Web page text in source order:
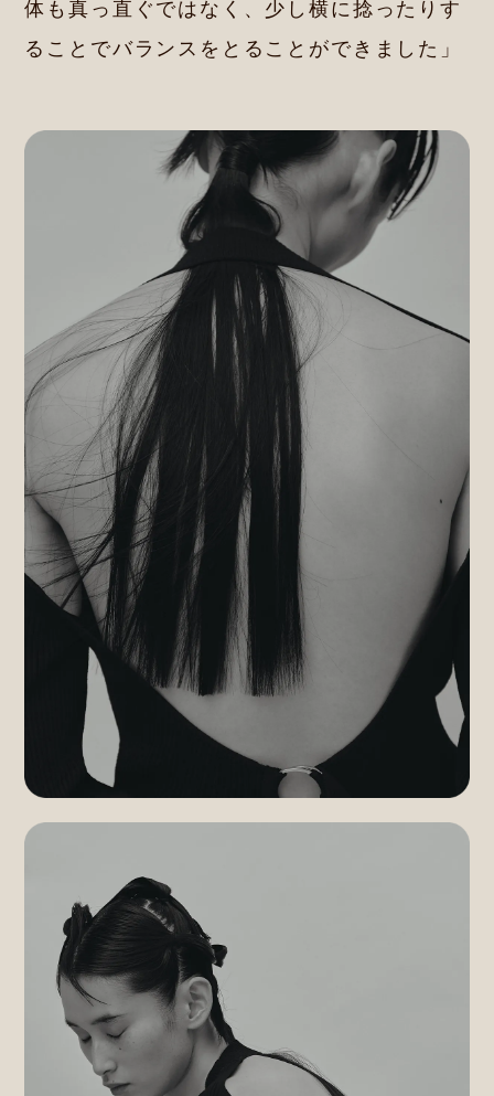
体も真っ直ぐではなく、少し横に捻ったりす
ることでバランスをとることができました」